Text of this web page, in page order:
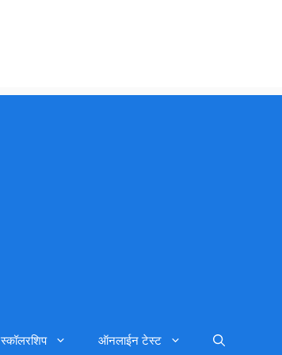
स्कॉलरशिप ऑनलाईन टेस्ट